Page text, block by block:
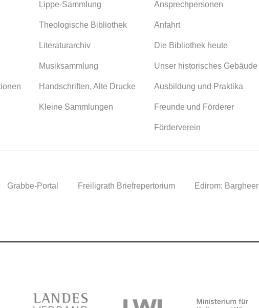
Lippe-Sammlung
Theologische Bibliothek
Literaturarchiv
Musiksammlung
Handschriften, Alte Drucke
Kleine Sammlungen
Ansprechpersonen
Anfahrt
Die Bibliothek heute
Unser historisches Gebäude
Ausbildung und Praktika
Freunde und Förderer
Förderverein
Grabbe-Portal Freiligrath Briefrepertorium Edirom: Bargheer